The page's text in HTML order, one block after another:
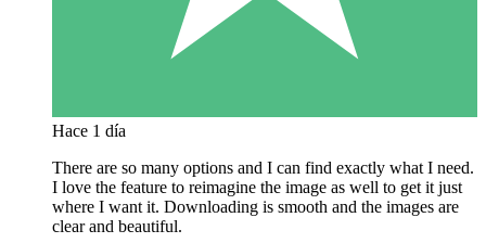
Hace 1 día
There are so many options and I can find exactly what I need.
I love the feature to reimagine the image as well to get it just
where I want it. Downloading is smooth and the images are
clear and beautiful.